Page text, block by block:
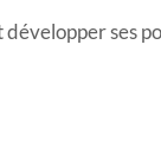
ses